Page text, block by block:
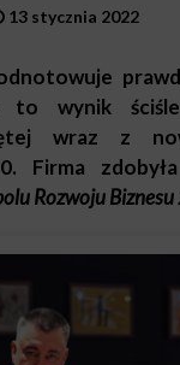
13 stycznia 2022
to wynik
wraz z
Firma
Rozwoju